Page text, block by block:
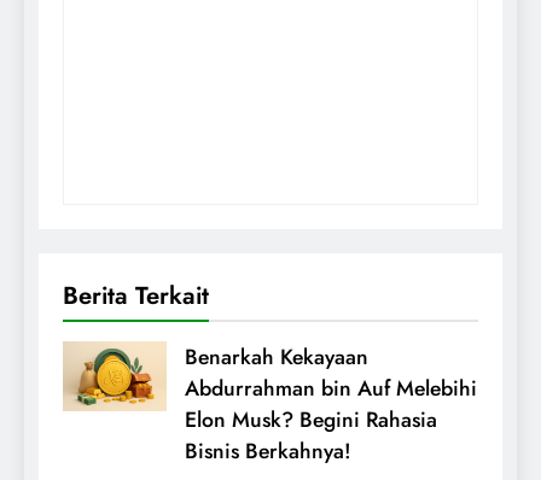
Berita Terkait
Benarkah Kekayaan
Abdurrahman bin Auf Melebihi
Elon Musk? Begini Rahasia
Bisnis Berkahnya!